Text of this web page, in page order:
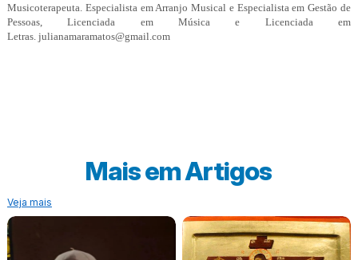
Musicoterapeuta. Especialista em Arranjo Musical e Especialista em Gestão de
Pessoas, Licenciada em Música e Licenciada em
Letras. julianamaramatos@gmail.com
Mais emArtigos
Veja mais